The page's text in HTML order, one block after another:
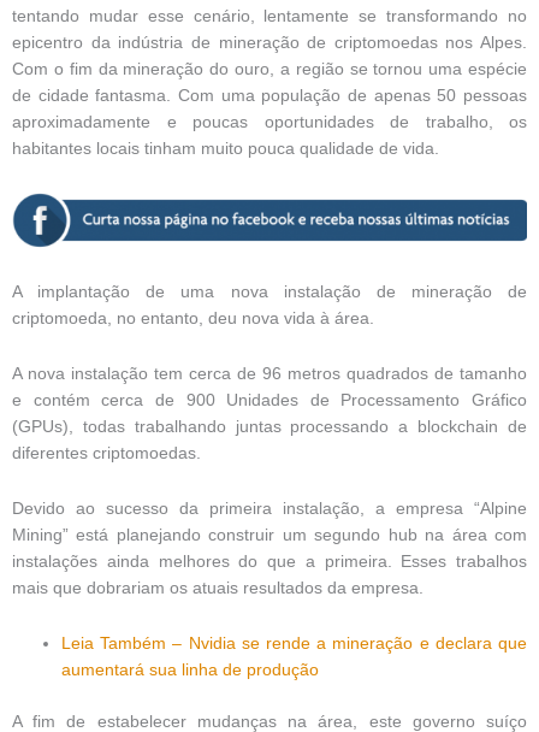
tentando mudar esse cenário, lentamente se transformando no
epicentro da indústria de mineração de criptomoedas nos Alpes.
Com o fim da mineração do ouro, a região se tornou uma espécie
de cidade fantasma. Com uma população de apenas 50 pessoas
aproximadamente e poucas oportunidades de trabalho, os
habitantes locais tinham muito pouca qualidade de vida.
A implantação de uma nova instalação de mineração de
criptomoeda, no entanto, deu nova vida à área.
A nova instalação tem cerca de 96 metros quadrados de tamanho
e contém cerca de 900 Unidades de Processamento Gráfico
(GPUs), todas trabalhando juntas processando a blockchain de
diferentes criptomoedas.
Devido ao sucesso da primeira instalação, a empresa “Alpine
Mining” está planejando construir um segundo hub na área com
instalações ainda melhores do que a primeira. Esses trabalhos
mais que dobrariam os atuais resultados da empresa.
Leia Também – Nvidia se rende a mineração e declara que
aumentará sua linha de produção
A fim de estabelecer mudanças na área, este governo suíço